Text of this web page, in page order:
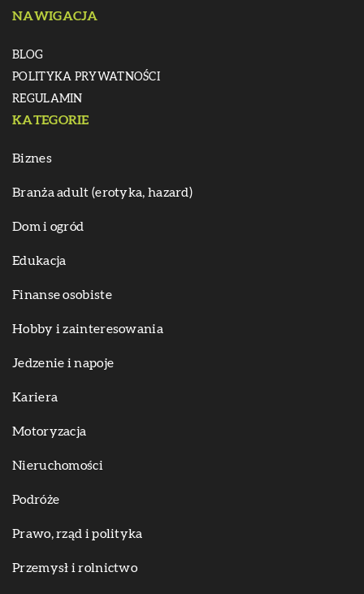
NAWIGACJA
BLOG
POLITYKA PRYWATNOŚCI
REGULAMIN
KATEGORIE
Biznes
Branża adult (erotyka, hazard)
Dom i ogród
Edukacja
Finanse osobiste
Hobby i zainteresowania
Jedzenie i napoje
Kariera
Motoryzacja
Nieruchomości
Podróże
Prawo, rząd i polityka
Przemysł i rolnictwo